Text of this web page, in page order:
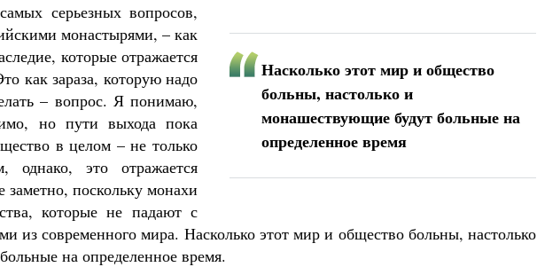
Насколько этот мир и общество
больны, настолько и
монашествующие будут больные на
определенное время
серьезных вопросов,
монастырями, – как
которые отражается
как зараза, которую надо
– вопрос. Я понимаю,
но пути выхода пока
в целом – не только
однако, это отражается
заметно, поскольку монахи
которые не падают с
из современного мира. Насколько этот мир и общество больны, настолько
на определенное время.